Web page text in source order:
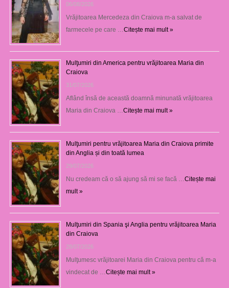
06/08/2026
Vrăjitoarea Mercedeza din Craiova m-a salvat de
farmecele pe care … Citește mai mult »
Mulţumiri din America pentru vrăjitoarea Maria din
Craiova
31/07/2026
Aflând însă de această doamnă minunată vrăjitoarea
Maria din Craiova … Citește mai mult »
Mulţumiri pentru vrăjitoarea Maria din Craiova primite
din Anglia și din toată lumea
29/07/2026
Nu credeam că o să ajung să mi se facă … Citește mai
mult »
Mulţumiri din Spania şi Anglia pentru vrăjitoarea Maria
din Craiova
28/07/2026
Mulţumesc vrăjitoarei Maria din Craiova pentru că m-a
vindecat de … Citește mai mult »